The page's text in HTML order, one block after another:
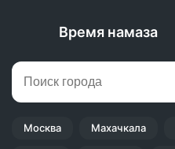
Время намаза
Москва Махачкала